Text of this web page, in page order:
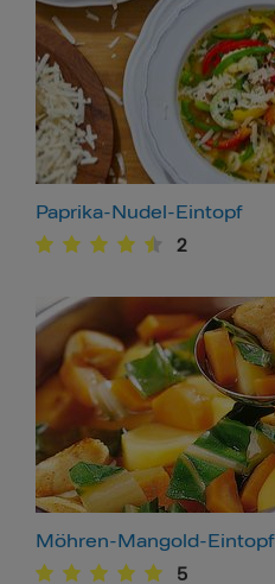
Paprika-Nudel-Eintopf
2
Möhren-Mangold-Eintopf
5